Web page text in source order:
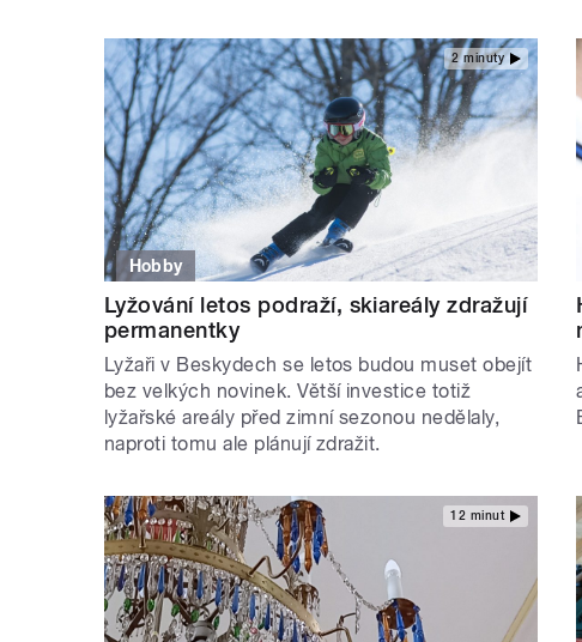
2 minuty
Hobby
Lyžování letos podraží, skiareály zdražují
permanentky
Lyžaři v Beskydech se letos budou muset obejít
bez velkých novinek. Větší investice totiž
lyžařské areály před zimní sezonou nedělaly,
naproti tomu ale plánují zdražit.
12 minut